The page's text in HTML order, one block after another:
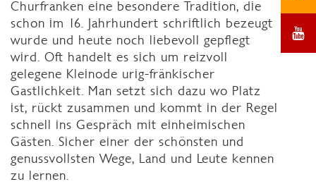
Churfranken eine besondere Tradition, die
schon im 16. Jahrhundert schriftlich bezeugt
wurde und heute noch liebevoll gepflegt
wird. Oft handelt es sich um reizvoll
gelegene Kleinode urig-fränkischer
Gastlichkeit. Man setzt sich dazu wo Platz
ist, rückt zusammen und kommt in der Regel
schnell ins Gespräch mit einheimischen
Gästen. Sicher einer der schönsten und
genussvollsten Wege, Land und Leute kennen
zu lernen.